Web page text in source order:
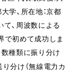
学、所在地：京都
、周波数による
で初めて成功しま
種類に振り分け
分け（無線電⼒カ